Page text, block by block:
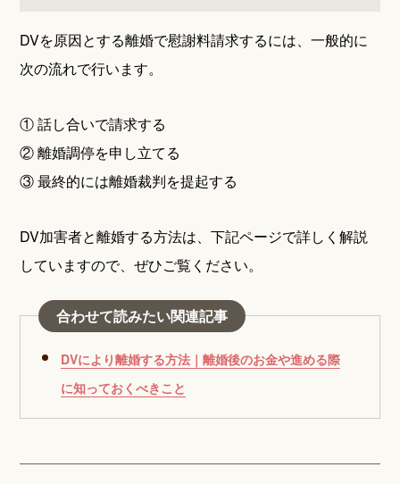
DVを原因とする離婚で慰謝料請求するには、一般的に
次の流れで行います。
① 話し合いで請求する
② 離婚調停を申し立てる
③ 最終的には離婚裁判を提起する
DV加害者と離婚する方法は、下記ページで詳しく解説
していますので、ぜひご覧ください。
合わせて読みたい関連記事
DVにより離婚する方法｜離婚後のお金や進める際
に知っておくべきこと